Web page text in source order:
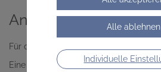
Anti Aging
Für deine tägliche Beauty-Routine
Eine hochwertige Kombination aus
Individuelle